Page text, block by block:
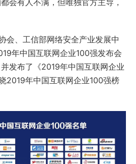
会有人不满，但唯独官方主导，
会、工信部网络安全产业发展中
年中国互联网企业100强发布会
发布了《2019年中国互联网企业
2019年中国互联网企业100强榜